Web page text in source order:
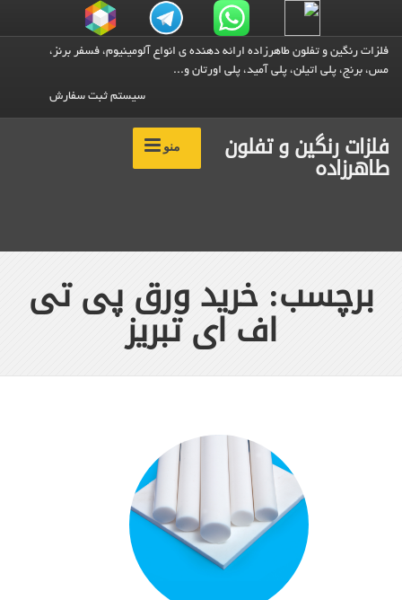
فلزات رنگین و تفلون طاهرزاده ارائه دهنده ی انواع آلومینیوم، فسفر برنز،
مس، برنج، پلی اتیلن، پلی آمید، پلی اورتان و...
سیستم ثبت سفارش
فلزات رنگین و تفلون
طاهرزاده
منو
برچسب: خرید ورق پی تی
اف ای تبریز